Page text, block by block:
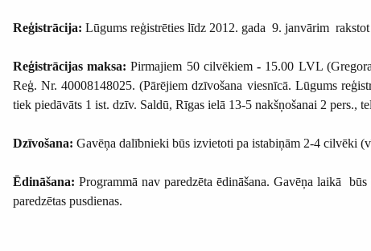
Reģistrācija: Lūgums reģistrēties līdz 2012. gada 9. janvārim
Reģistrācijas maksa:Pirmajiem 50 cilvēkiem- 15.00 LVL
Reģ. Nr. 40008148025. (Pārējiem dzīvošana viesnīcā. Lūgums
tiek piedāvāts 1 ist. dzīv. Saldū, Rīgas ielā 13-5 nakšņošanai 2 pers.,
Dzīvošana: Gavēņa dalībnieki būs izvietoti pa istabiņām 2-4 cilvēki
Ēdināšana:Programmā nav paredzēta ēdināšana. Gavēņa laikā
paredzētas pusdienas.